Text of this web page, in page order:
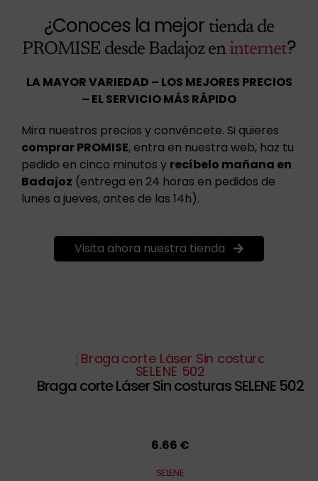
¿Conoces la mejor tienda de
PROMISE desde Badajoz eninternet?
LA MAYOR VARIEDAD – LOS MEJORES PRECIOS
– EL SERVICIO MÁS RÁPIDO
Mira nuestros precios y convéncete. Si quieres
comprar PROMISE, entra en nuestra web, haz tu
pedido en cinco minutos y recíbelo mañana en
Badajoz (entrega en 24 horas en pedidos de
lunes a jueves, antes de las 14h).
Visita ahora nuestra tienda
Braga corte Láser Sin costuras SELENE 502
6.66 €
SELENE